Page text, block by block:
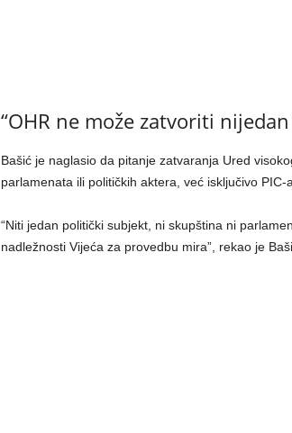
“OHR ne može zatvoriti
Bašić je naglasio da pitanje zatvaranja Ured
parlamenata ili političkih aktera, već isključivo PIC-a.
“Niti jedan politički subjekt, ni skupština ni
nadležnosti Vijeća za provedbu mira”, rekao je